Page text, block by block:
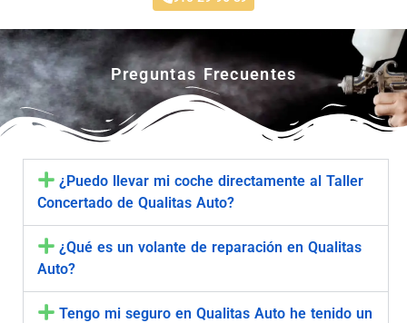
Preguntas Frecuentes
¿Puedo llevar mi coche directamente al Taller
Concertado de Qualitas Auto?
¿Qué es un volante de reparación en Qualitas
Auto?
Tengo mi seguro en Qualitas Auto he tenido un